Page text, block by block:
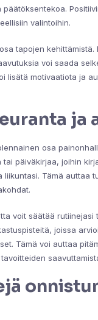
valintoihin.
tapojen kehittämistä.
voi saada
lisätä motivaatiota ja
ja
osa
tai päiväkirjaa, joihin
liikuntasi. Tämä auttaa
voit säätää rutiinejasi
joissa
Tämä voi auttaa